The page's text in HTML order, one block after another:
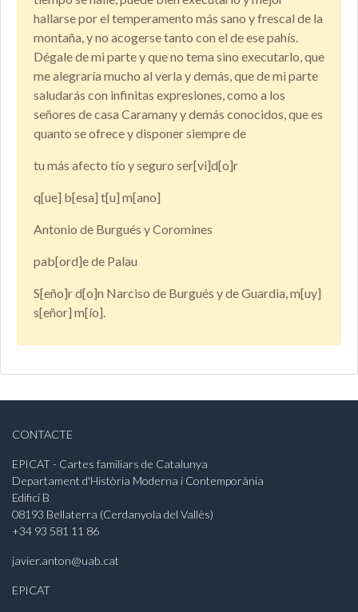
hallarse por el temperamento más sano y frescal de la
montaña, y no acogerse tanto con el de ese pahís.
Dégale de mi parte y que no tema sino executarlo, que
me alegraría mucho al verla y demás, que de mi parte
saludarás con infinitas expresiones, como a los
señores de casa Caramany y demás conocidos, que es
quanto se ofrece y disponer siempre de
tu más afecto tío y seguro ser[vi]d[o]r
q[ue] b[esa] t[u] m[ano]
Antonio de Burgués y Coromines
pab[ord]e de Palau
S[eño]r d[o]n Narciso de Burgués y de Guardia, m[uy]
s[eñor] m[ío].
CONTACTE
EPICAT - Cartes familiars de Catalunya
Departament d'Història Moderna i Contemporània
Edifici B
08193 Bellaterra (Cerdanyola del Vallès)
+34 93 581 11 86
javier.anton@uab.cat
EPICAT